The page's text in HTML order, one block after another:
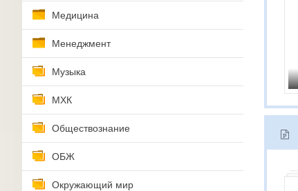
Медицина
Менеджмент
Музыка
МХК
Обществознание
ОБЖ
Окружающий мир